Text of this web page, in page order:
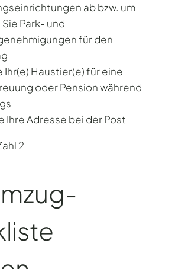
ab bzw. um
Park- und
für den
Ihr(e) Haustier(e) für eine
oder Pension während
Ihre Adresse bei der Post